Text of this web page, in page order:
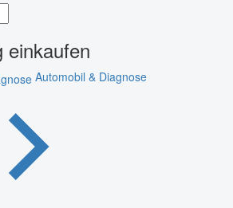
einkaufen
Automobil & Diagnose